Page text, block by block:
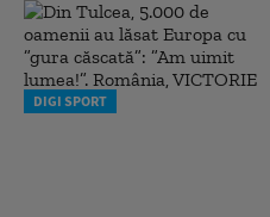
DIGI SPORT